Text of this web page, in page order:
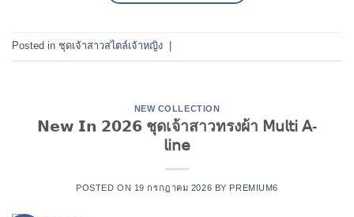
Posted in ชุดเจ้าสาวสไตล์เจ้าหญิง
NEW COLLECTION
𝗡𝗲𝘄 𝗜𝗻 𝟮𝟬𝟮𝟲 ชุดเจ้าสาวทรงผ้า 𝖬𝗎𝗅𝗍𝗂 𝖠-
𝗅𝗂𝗇𝖾
POSTED ON 19 กรกฎาคม 2026 BY PREMIUM6